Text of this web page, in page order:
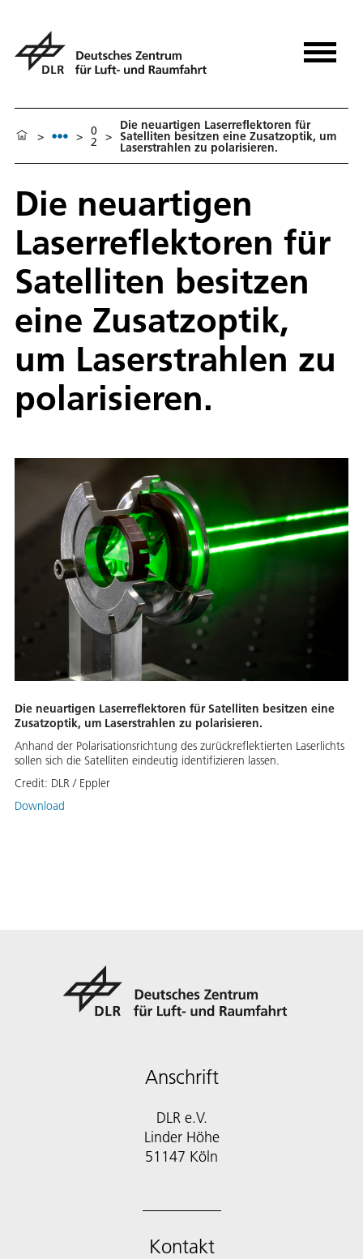
> > 0
2 >
Die neuartigen Laserreflektoren für
Satelliten besitzen eine Zusatzoptik, um
Laserstrahlen zu polarisieren.
Die neuartigen
Laserreflektoren für
Satelliten besitzen
eine Zusatzoptik,
um Laserstrahlen zu
polarisieren.
Die neuartigen Laserreflektoren für Satelliten besitzen eine
Zusatzoptik, um Laserstrahlen zu polarisieren.
Anhand der Polarisationsrichtung des zurückreflektierten Laserlichts
sollen sich die Satelliten eindeutig identifizieren lassen.
Credit: DLR / Eppler
Download
Anschrift
DLR e.V.
Linder Höhe
51147 Köln
Kontakt